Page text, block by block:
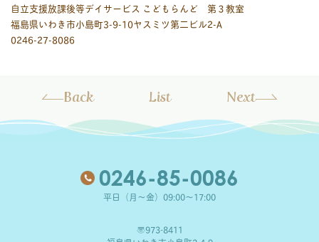
自立支援放課後等デイサービス こどもらんど 第３教室
福島県いわき市小島町3-9-10ヤスミツ第二ビル2-A
0246-27-8086
Back List Next
0246-85-0086
平日（月～金）09:00～17:00
〒973-8411